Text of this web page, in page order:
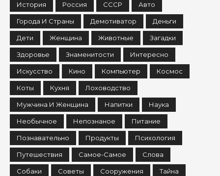
История Россия СССР Авто
Города И Страны Демотиватор Деньги
Дети Женщина Животные Загадки
Здоровье Знаменитости Интересно
Искусство Кино Компьютер Космос
Коты Кухня Лоховодство
Мужчина И Женщина Напитки Наука
Необычное Непознаное Питание
Познавательно Продукты Психология
Путешествия Самое-Самое Слова
Собаки Советы Сооружения Тайна